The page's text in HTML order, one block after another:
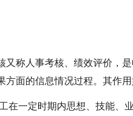
又称人事考核、绩效评价，
方面的信息情况过程。其作
在一定时期内思想、技能、